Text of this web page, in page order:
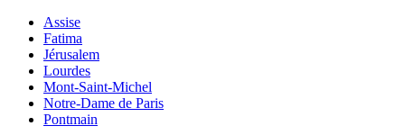
Assise
Fatima
Jérusalem
Lourdes
Mont-Saint-Michel
Notre-Dame de Paris
Pontmain